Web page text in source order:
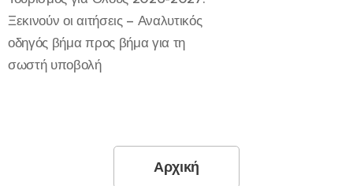
Ξεκινούν οι αιτήσεις – Αναλυτικός
οδηγός βήμα προς βήμα για τη
σωστή υποβολή
Αρχική